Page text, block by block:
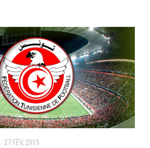
27 FÉV, 2015